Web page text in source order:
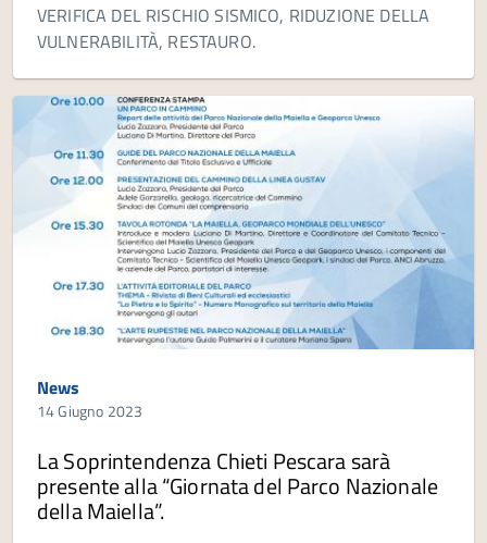
VERIFICA DEL RISCHIO SISMICO, RIDUZIONE DELLA
VULNERABILITÀ, RESTAURO.
News
14 Giugno 2023
La Soprintendenza Chieti Pescara sarà
presente alla “Giornata del Parco Nazionale
della Maiella”.